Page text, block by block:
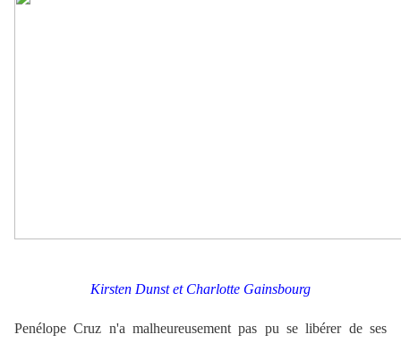
Kirsten Dunst et Charlotte Gainsbourg
Penélope Cruz n'a malheureusement pas pu se libérer de ses